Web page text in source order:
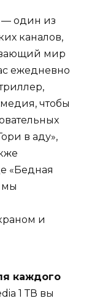
— один из
каналов,
мир
ежедневно
чтобы
в аду»,
«Бедная
мы
и
каждого
1 ТВ вы